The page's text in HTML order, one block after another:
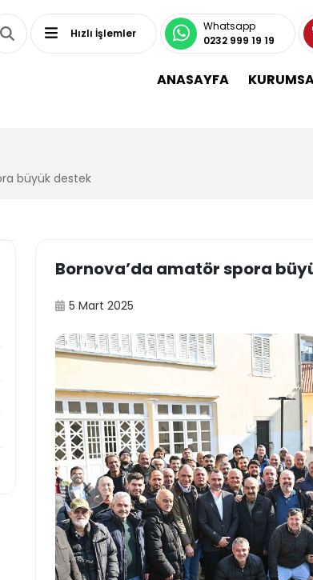
Hızlı İşlemler
Whatsapp
0232 999 19 19
ANASAYFA
büyük destek
Bornova’da amatör spora
5 Mart 2025